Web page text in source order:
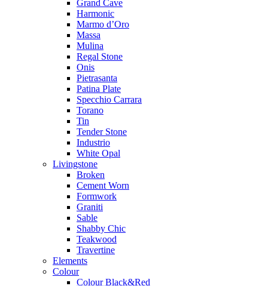
Grand Cave
Harmonic
Marmo d’Oro
Massa
Mulina
Regal Stone
Onis
Pietrasanta
Patina Plate
Specchio Carrara
Torano
Tin
Tender Stone
Industrio
White Opal
Livingstone
Broken
Cement Worn
Formwork
Graniti
Sable
Shabby Chic
Teakwood
Travertine
Elements
Colour
Colour Black&Red